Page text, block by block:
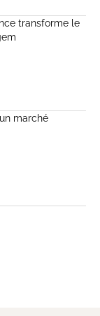
transforme le
marché